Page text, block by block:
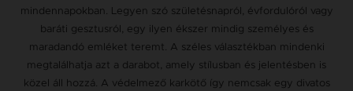
mindennapokban. Legyen szó születésnapról, évfordulóról vagy
baráti gesztusról, egy ilyen ékszer mindig személyes és
maradandó emléket teremt. A széles választékban mindenki
megtalálhatja azt a darabot, amely stílusban és jelentésben is
közel áll hozzá. A védelmező karkötő így nemcsak egy divatos